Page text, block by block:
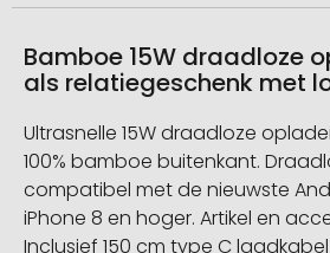
Bamboe 15W draadloze
als relatiegeschenk met
Ultrasnelle 15W draadloze
100% bamboe buitenkant.
compatibel met de nieuwste
iPhone 8 en hoger. Artikel en
Inclusief 150 cm type C